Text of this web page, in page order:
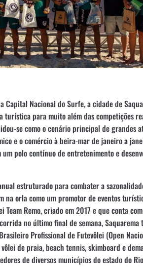
Capital Nacional do Surfe, a cidade de
turística para muito além das competições
se como o cenário principal de grandes
e o comércio à beira-mar de janeiro a
polo contínuo de entretenimento e
estruturado para combater a
na orla como um promotor de eventos
Team Remo, criado em 2017 e que conta
no último final de semana, Saquarema
Profissional de Futevôlei (Open
de praia, beach tennis, skimboard e
de diversos municípios do estado do